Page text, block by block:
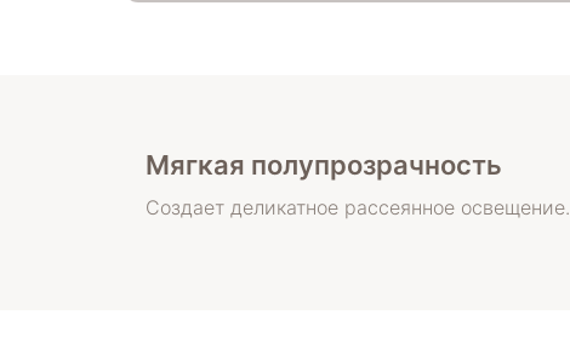
Мягкая полупрозрачность
Создает деликатное рассеянное освещение.